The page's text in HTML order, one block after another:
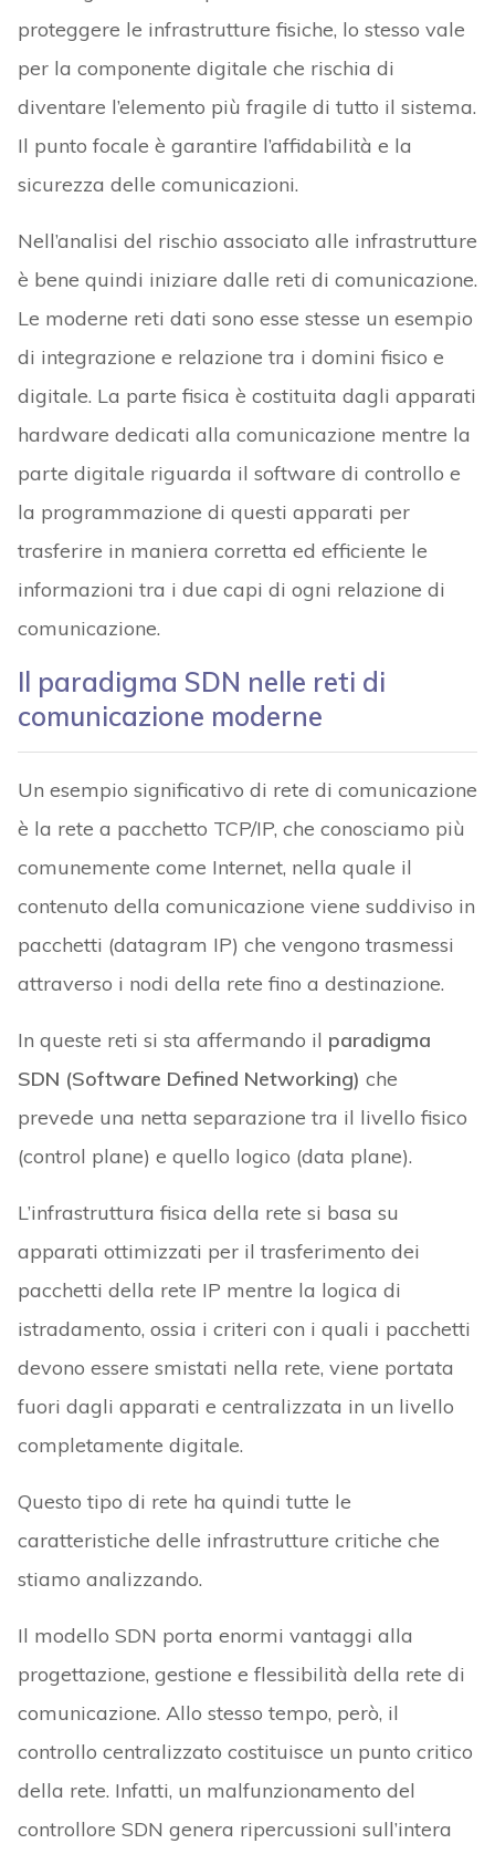
proteggere le infrastrutture fisiche, lo stesso vale
per la componente digitale che rischia di
diventare l’elemento più fragile di tutto il sistema.
Il punto focale è garantire l’affidabilità e la
sicurezza delle comunicazioni.
Nell’analisi del rischio associato alle infrastrutture
è bene quindi iniziare dalle reti di comunicazione.
Le moderne reti dati sono esse stesse un esempio
di integrazione e relazione tra i domini fisico e
digitale. La parte fisica è costituita dagli apparati
hardware dedicati alla comunicazione mentre la
parte digitale riguarda il software di controllo e
la programmazione di questi apparati per
trasferire in maniera corretta ed efficiente le
informazioni tra i due capi di ogni relazione di
comunicazione.
Il paradigma SDN nelle reti di
comunicazione moderne
Un esempio significativo di rete di comunicazione
è la rete a pacchetto TCP/IP, che conosciamo più
comunemente come Internet, nella quale il
contenuto della comunicazione viene suddiviso in
pacchetti (datagram IP) che vengono trasmessi
attraverso i nodi della rete fino a destinazione.
In queste reti si sta affermando il paradigma
SDN (Software Defined Networking) che
prevede una netta separazione tra il livello fisico
(control plane) e quello logico (data plane).
L’infrastruttura fisica della rete si basa su
apparati ottimizzati per il trasferimento dei
pacchetti della rete IP mentre la logica di
istradamento, ossia i criteri con i quali i pacchetti
devono essere smistati nella rete, viene portata
fuori dagli apparati e centralizzata in un livello
completamente digitale.
Questo tipo di rete ha quindi tutte le
caratteristiche delle infrastrutture critiche che
stiamo analizzando.
Il modello SDN porta enormi vantaggi alla
progettazione, gestione e flessibilità della rete di
comunicazione. Allo stesso tempo, però, il
controllo centralizzato costituisce un punto critico
della rete. Infatti, un malfunzionamento del
controllore SDN genera ripercussioni sull’intera